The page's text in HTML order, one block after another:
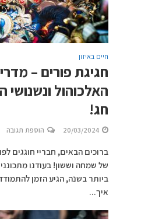
חיים באיזון
חגיגת פורים –
האלכוהול ונשנושי
חג!
20/03/2024 הוספת תגובה
ברוכים הבאים, חבריי חוגגים
של שמחה וששון! בעודנו
ביותר בשנה, הגיע הזמן
איך...